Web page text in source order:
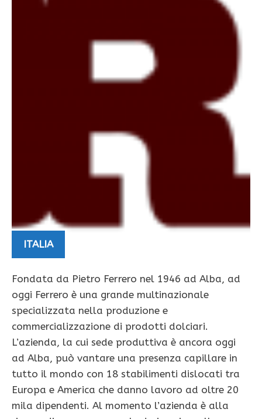
ITALIA
Fondata da Pietro Ferrero nel 1946 ad Alba, ad
oggi Ferrero è una grande multinazionale
specializzata nella produzione e
commercializzazione di prodotti dolciari.
L’azienda, la cui sede produttiva è ancora oggi
ad Alba, può vantare una presenza capillare in
tutto il mondo con 18 stabilimenti dislocati tra
Europa e America che danno lavoro ad oltre 20
mila dipendenti. Al momento l’azienda è alla